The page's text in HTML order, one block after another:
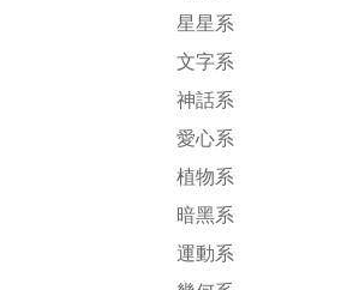
星星系
文字系
神話系
愛心系
植物系
暗黑系
運動系